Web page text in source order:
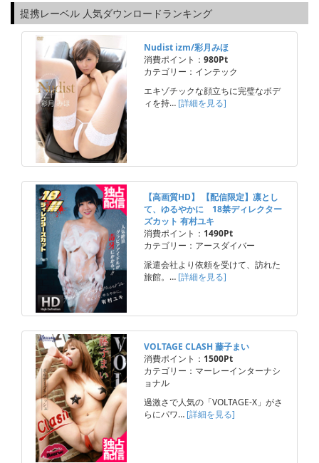
提携レーベル 人気ダウンロードランキング
Nudist izm/彩月みほ
消費ポイント： 980Pt
カテゴリー：インテック
エキゾチックな顔立ちに完璧なボデ
ィを持… [詳細を見る]
【高画質HD】 【配信限定】凛とし
て、ゆるやかに 18禁ディレクター
ズカット 有村ユキ
消費ポイント： 1490Pt
カテゴリー：アースダイバー
派遣会社より依頼を受けて、訪れた
旅館。… [詳細を見る]
VOLTAGE CLASH 藤子まい
消費ポイント： 1500Pt
カテゴリー：マーレーインターナシ
ョナル
過激さで人気の「VOLTAGE-X」がさ
らにパワ… [詳細を見る]